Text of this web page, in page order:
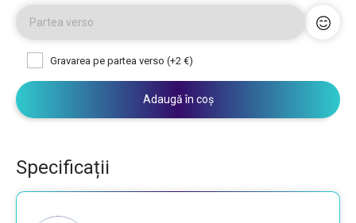
Partea verso
Gravarea pe partea verso (+2 €)
Adaugă în coș
Specificații